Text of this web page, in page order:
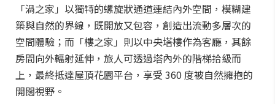
「渦之家」以獨特的螺旋狀通道連結內外空間，模糊建
築與自然的界線，既開放又包容，創造出流動多層次的
空間體驗；而「樓之家」則以中央塔樓作為客廳，其餘
房間向外輻射延伸，旅人可透過塔內外的階梯拾級而
上，最終抵達屋頂花園平台，享受 360 度被自然擁抱的
開闊視野。